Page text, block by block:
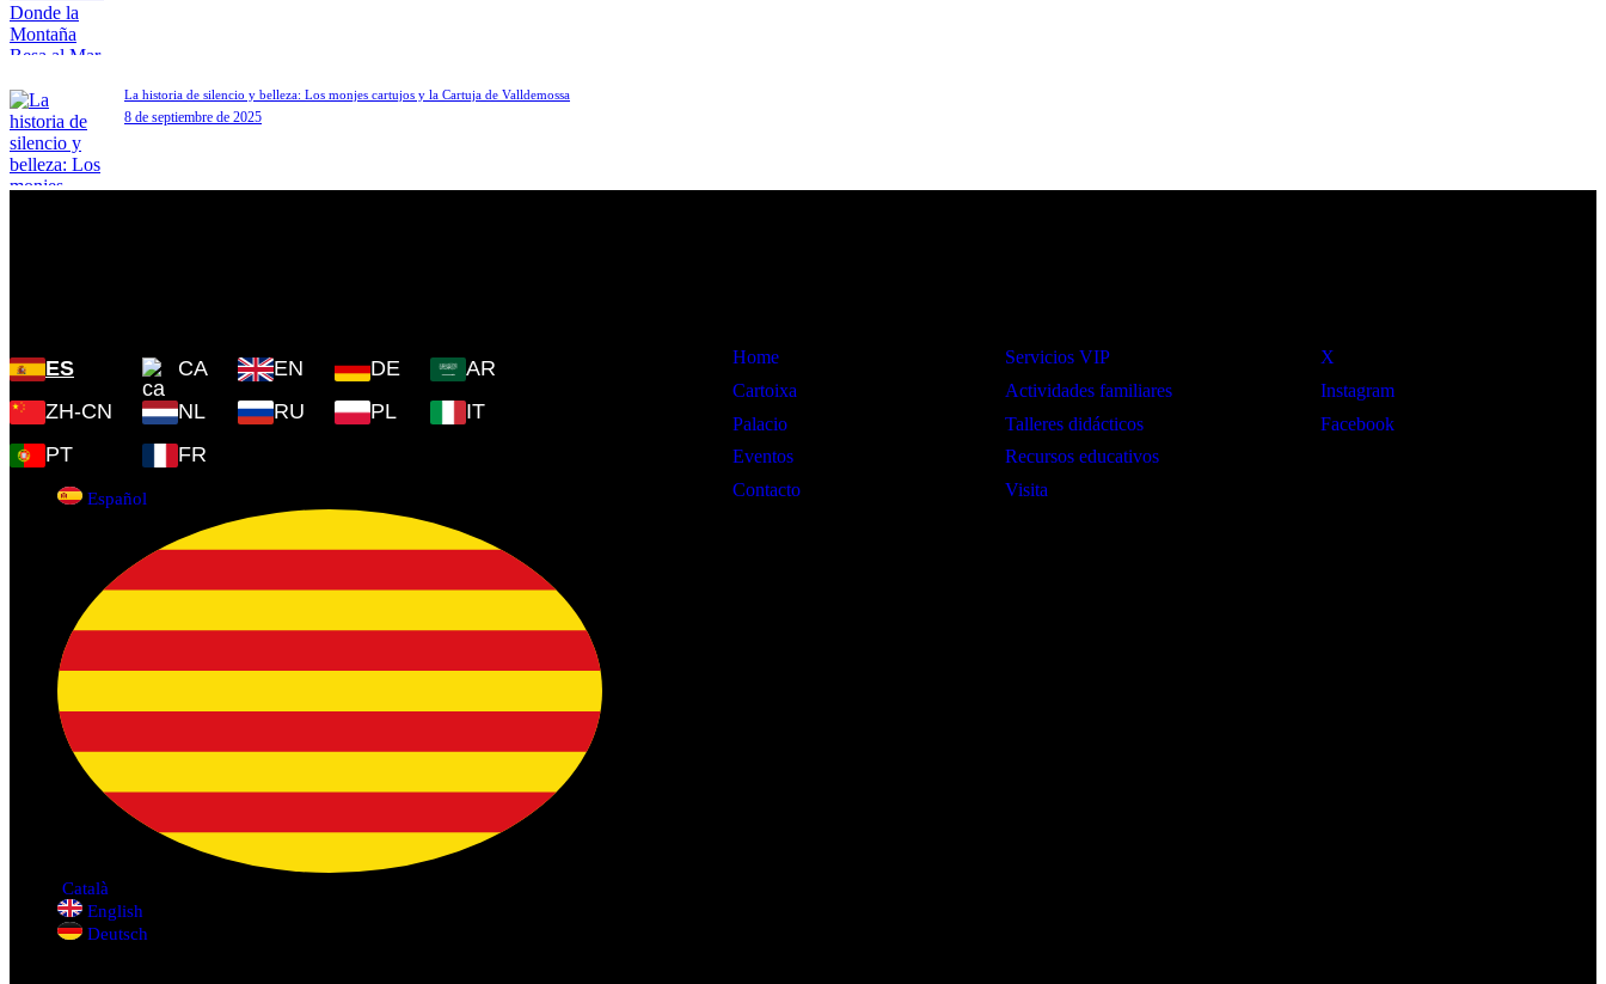
La historia de silencio y belleza: Los monjes cartujos y la Cartuja de Valldemossa
8 de septiembre de 2025
ES CA EN DE
AR
ZH-CN
NL RU PL
IT
PT
FR
Español
Català
English
Deutsch
Home
Cartoixa
Palacio
Eventos
Contacto
Servicios VIP
Actividades familiares
Talleres didácticos
Recursos educativos
Visita
X
Instagram
Facebook